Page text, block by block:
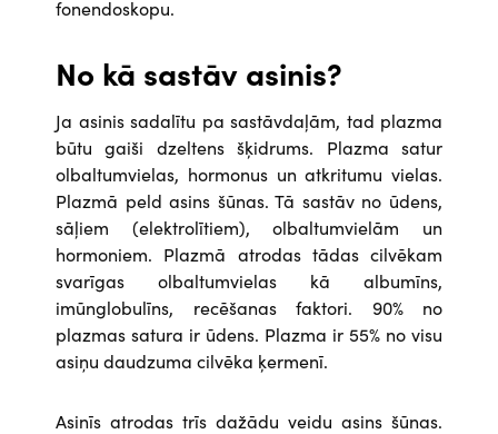
fonendoskopu.
No kā sastāv asinis?
Ja asinis sadalītu pa sastāvdaļām, tad plazma
būtu gaiši dzeltens šķidrums. Plazma satur
olbaltumvielas, hormonus un atkritumu vielas.
Plazmā peld asins šūnas. Tā sastāv no ūdens,
sāļiem (elektrolītiem), olbaltumvielām un
hormoniem. Plazmā atrodas tādas cilvēkam
svarīgas olbaltumvielas kā albumīns,
imūnglobulīns, recēšanas faktori. 90% no
plazmas satura ir ūdens. Plazma ir 55% no visu
asiņu daudzuma cilvēka ķermenī.
Asinīs atrodas trīs dažādu veidu asins šūnas.